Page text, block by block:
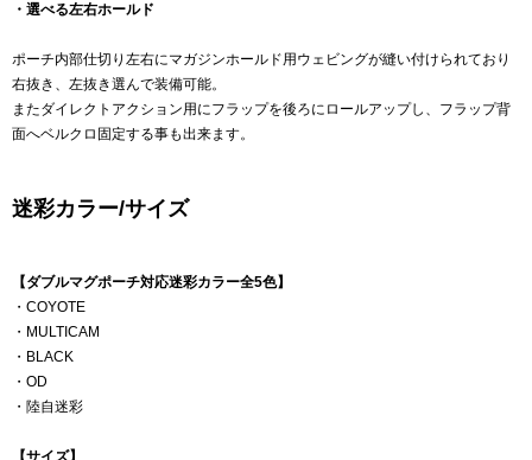
・選べる左右ホールド
ポーチ内部仕切り左右にマガジンホールド用ウェビングが縫い付けられており
右抜き、左抜き選んで装備可能。
またダイレクトアクション用にフラップを後ろにロールアップし、フラップ背
面へベルクロ固定する事も出来ます。
迷彩カラー/サイズ
【ダブルマグポーチ対応迷彩カラー全5色】
・COYOTE
・MULTICAM
・BLACK
・OD
・陸自迷彩
【サイズ】